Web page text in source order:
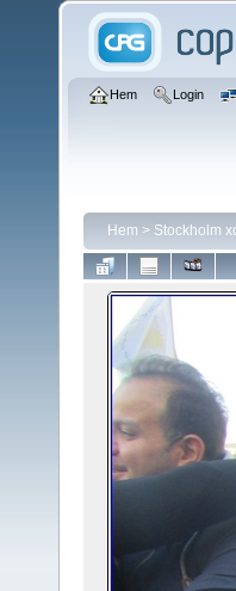
Hem Login
Hem > Stockholm